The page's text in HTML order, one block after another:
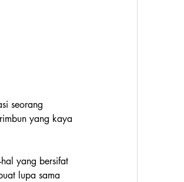
seorang
yang kaya
hal yang bersifat
lupa sama